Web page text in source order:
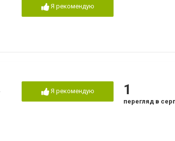
Я рекомендую
Я рекомендую 1
перегляд в